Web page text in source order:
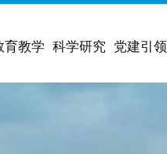
育教学 科学研究 党建引领